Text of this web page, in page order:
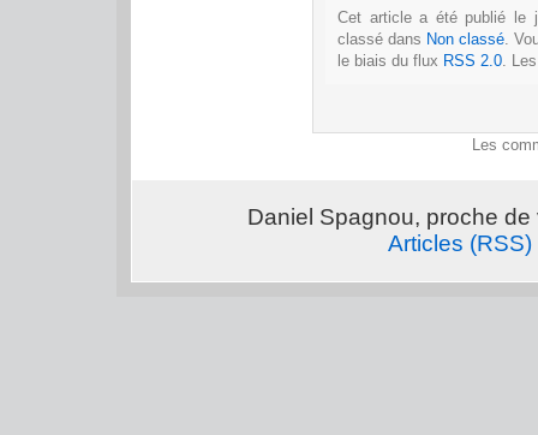
Cet article a été publié le
classé dans Non classé .
le biais du flux RSS 2.0 .
Les
Daniel Spagnou, proche
Articles (RSS)